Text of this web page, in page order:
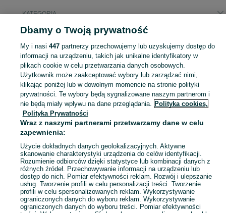
KATEGORIA
Popularne wyszukiwania
grill węglowy palenisko ogrodowe
Sprzedaż grilli ogrodowych Poznań ▶️ gazowe, węglowe, elektryczne i inne ✅ Nowe i używane w atrakcyjnych cenach ☝ Przeglądaj ogłoszenia na OLX.pl! Zobacz
Mapa kategorii
Mapa miejscowości
Mapa ministron
Popularne wyszukiwania
Dbamy o Twoją prywatność
My i nasi 447partnerzy przechowujemy lub uzyskujemy dostęp do
informacji na urządzeniu, takich jak unikalne identyfikatory w
plikach cookie w celu przetwarzania danych osobowych.
Użytkownik może zaakceptować wybory lub zarządzać nimi,
klikając poniżej lub w dowolnym momencie na stronie polityki
prywatności. Te wybory będą sygnalizowane naszym partnerom i
nie będą miały wpływu na dane przeglądania. Polityka cookies,
Polityka Prywatności
Wraz z naszymi partnerami przetwarzamy dane w celu
zapewnienia:
Użycie dokładnych danych geolokalizacyjnych. Aktywne
skanowanie charakterystyki urządzenia do celów identyfikacji.
Rozumienie odbiorców dzięki statystyce lub kombinacji danych z
różnych źródeł. Przechowywanie informacji na urządzeniu lub
dostęp do nich. Pomiar efektywności reklam. Rozwój i ulepszanie
usług. Tworzenie profili w celu personalizacji treści. Tworzenie
profili w celu spersonalizowanych reklam. Wykorzystywanie
ograniczonych danych do wyboru reklam. Wykorzystywanie
ograniczonych danych do wyboru treści. Pomiar efektywności